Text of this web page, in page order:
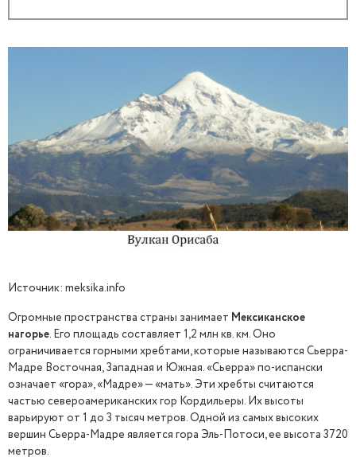
Источник: meksika.info
Огромные пространства страны занимает Мексиканское
нагорье. Его площадь составляет 1,2 млн кв. км. Оно
ограничивается горными хребтами, которые называются Сьерра-
Мадре Восточная, Западная и Южная. «Сьерра» по-испански
означает «гора», «Мадре» — «мать». Эти хребты считаются
частью североамериканских гор Кордильеры. Их высоты
варьируют от 1 до 3 тысяч метров. Одной из самых высоких
вершин Сьерра-Мадре является гора Эль-Потоси, ее высота 3720
метров.